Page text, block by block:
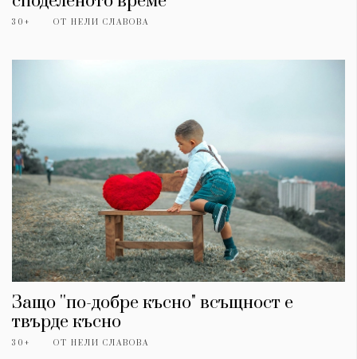
30+ ОТ НЕЛИ СЛАВОВА
Защо ''по-добре късно" всъщност е
твърде късно
30+ ОТ НЕЛИ СЛАВОВА